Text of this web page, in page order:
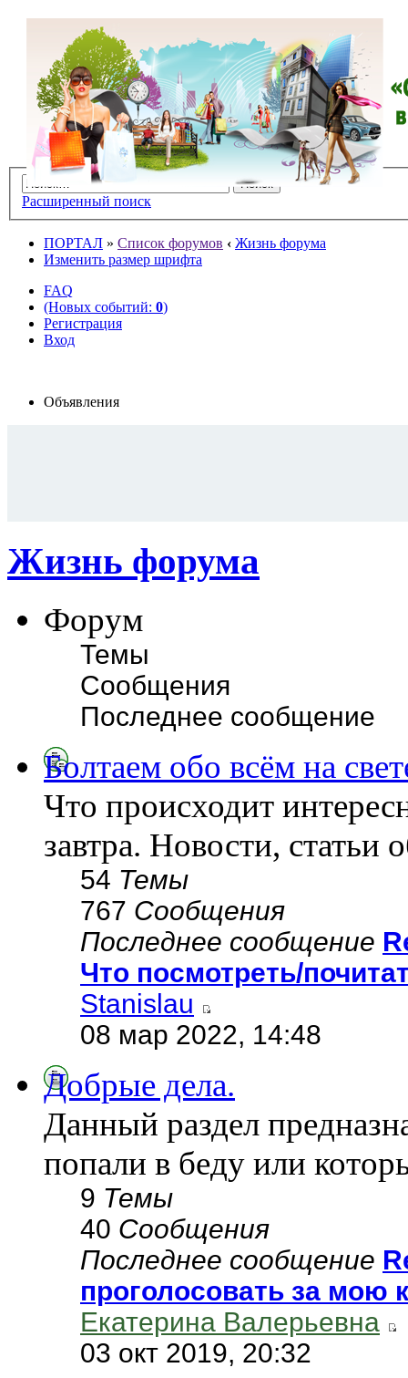
Расширенный поиск
ПОРТАЛ » Список форумов ‹ Жизнь форума
Изменить размер шрифта
FAQ
(Новых событий: 0)
Регистрация
Вход
Объявления
Жизнь форума
Форум
Темы
Сообщения
Последнее сообщение
Болтаем обо всём на
Что происходит
завтра. Новости, статьи
54 Темы
767 Сообщения
Последнее сообщение
Что посмотреть/
Stanislau
08 мар 2022, 14:48
Добрые дела.
Данный раздел
попали в беду или
9 Темы
40 Сообщения
Последнее сообщение
проголосовать за мою
Екатерина Валерьевна
03 окт 2019, 20:32